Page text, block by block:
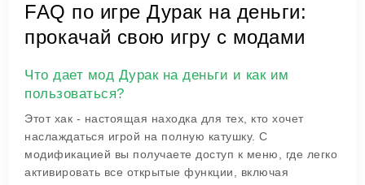
FAQ по игре Дурак на деньги:
прокачай свою игру с модами
Что дает мод Дурак на деньги и как им
пользоваться?
Этот хак - настоящая находка для тех, кто хочет
наслаждаться игрой на полную катушку. С
модификацией вы получаете доступ к меню, где легко
активировать все открытые функции, включая